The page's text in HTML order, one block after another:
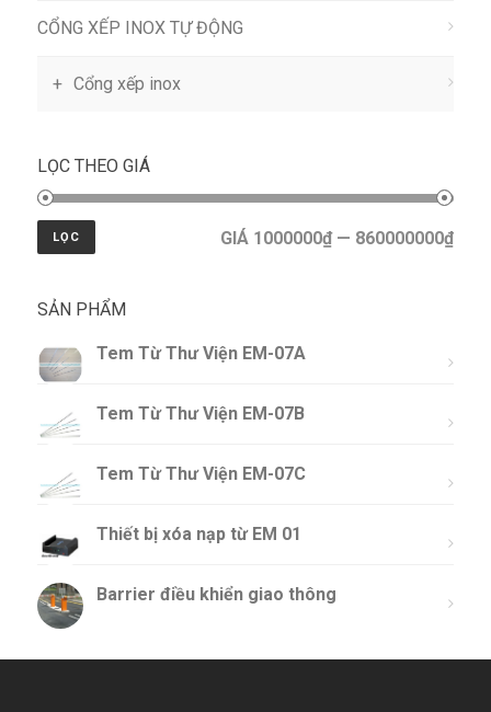
CỔNG XẾP INOX TỰ ĐỘNG
Cổng xếp inox
LỌC THEO GIÁ
LỌC GIÁ 1000000₫ — 860000000₫
SẢN PHẨM
Tem Từ Thư Viện EM-07A
Tem Từ Thư Viện EM-07B
Tem Từ Thư Viện EM-07C
Thiết bị xóa nạp từ EM 01
Barrier điều khiển giao thông